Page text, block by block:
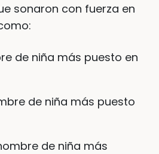
sonaron con fuerza en
de niña más puesto en
de niña más puesto
de niña más